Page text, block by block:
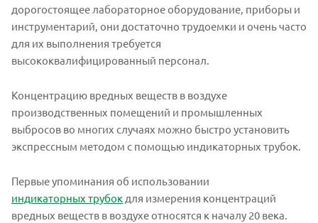
дорогостоящее лабораторное оборудование, приборы и
инструментарий, они достаточно трудоемки и очень часто
для их выполнения требуется
высококвалифицированный персонал.
Концентрацию вредных веществ в воздухе
производственных помещений и промышленных
выбросов во многих случаях можно быстро установить
экспрессным методом с помощью индикаторных трубок.
Первые упоминания об использовании
индикаторных трубок для измерения концентраций
вредных веществ в воздухе относятся к началу 20 века.